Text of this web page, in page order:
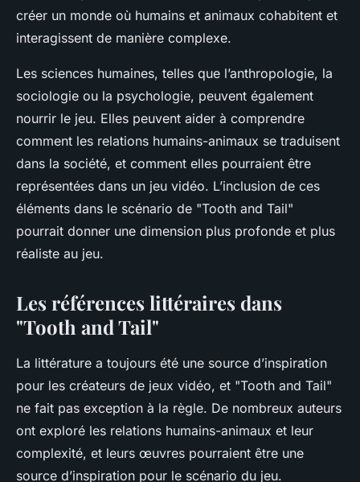
créer un monde où humains et animaux cohabitent et
interagissent de manière complexe.
Les sciences humaines, telles que l’anthropologie, la
sociologie ou la psychologie, peuvent également
nourrir le jeu. Elles peuvent aider à comprendre
comment les relations humains-animaux se traduisent
dans la société, et comment elles pourraient être
représentées dans un jeu vidéo. L’inclusion de ces
éléments dans le scénario de "Tooth and Tail"
pourrait donner une dimension plus profonde et plus
réaliste au jeu.
Les références littéraires dans
"Tooth and Tail"
La littérature a toujours été une source d’inspiration
pour les créateurs de jeux vidéo, et "Tooth and Tail"
ne fait pas exception à la règle. De nombreux auteurs
ont exploré les relations humains-animaux et leur
complexité, et leurs œuvres pourraient être une
source d’inspiration pour le scénario du jeu.